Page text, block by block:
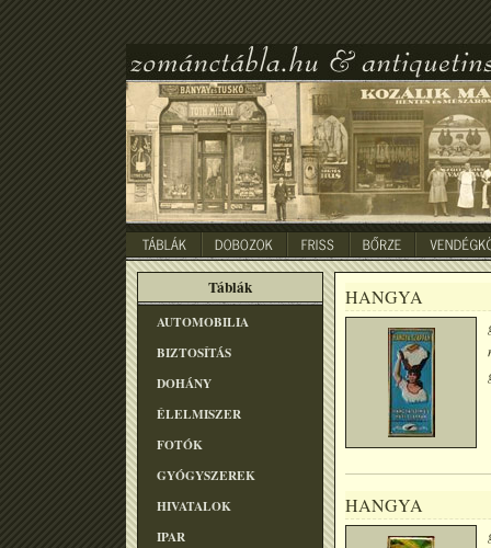
Táblák
AUTOMOBILIA
BIZTOSÍTÁS
DOHÁNY
ÉLELMISZER
FOTÓK
GYÓGYSZEREK
HIVATALOK
IPAR
HANGYA
HANGYA